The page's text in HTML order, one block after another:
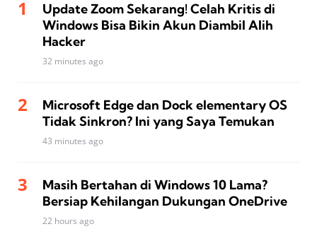
Update Zoom Sekarang! Celah Kritis di
Windows Bisa Bikin Akun Diambil Alih
Hacker
32 minutes ago
Microsoft Edge dan Dock elementary OS
Tidak Sinkron? Ini yang Saya Temukan
43 minutes ago
Masih Bertahan di Windows 10 Lama?
Bersiap Kehilangan Dukungan OneDrive
22 hours ago